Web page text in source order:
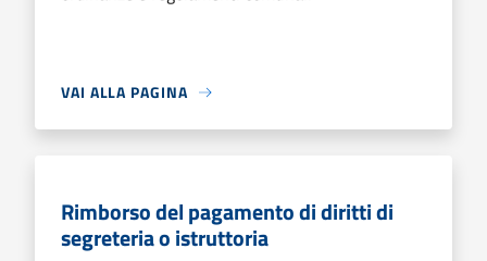
VAI ALLA PAGINA
Rimborso del pagamento di diritti di
segreteria o istruttoria